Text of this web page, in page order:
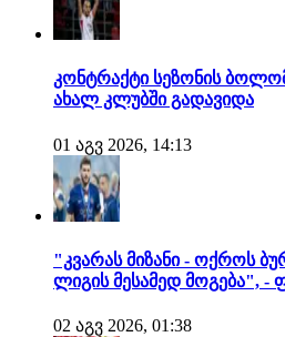
კონტრაქტი სეზონის
ახალ კლუბში გადავიდა
01 აგვ 2026, 14:13
"კვარას მიზანი - ოქროს
ლიგის მესამედ მოგება", -
02 აგვ 2026, 01:38